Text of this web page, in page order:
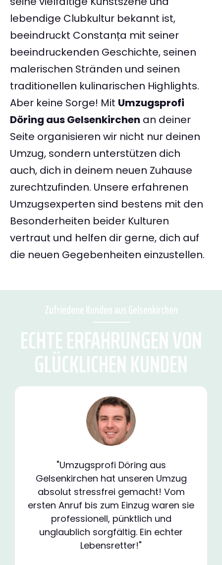
lebendige Clubkultur bekannt ist,
beeindruckt Constanța mit seiner
beeindruckenden Geschichte, seinen
malerischen Stränden und seinen
traditionellen kulinarischen Highlights.
Aber keine Sorge! Mit Umzugsprofi
Döring aus Gelsenkirchen an deiner
Seite organisieren wir nicht nur deinen
Umzug, sondern unterstützen dich
auch, dich in deinem neuen Zuhause
zurechtzufinden. Unsere erfahrenen
Umzugsexperten sind bestens mit den
Besonderheiten beider Kulturen
vertraut und helfen dir gerne, dich auf
die neuen Gegebenheiten einzustellen.
Zufriedene Kunden aus Gelsenkirchen
ECHTE ERFAHRUNGEN VON
GLÜCKLICHEN KUNDEN
"Umzugsprofi Döring aus
Gelsenkirchen hat unseren Umzug
absolut stressfrei gemacht! Vom
ersten Anruf bis zum Einzug waren sie
professionell, pünktlich und
unglaublich sorgfältig. Ein echter
Lebensretter!"